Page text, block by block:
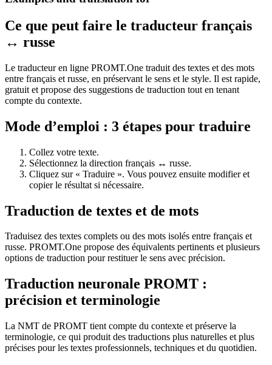
Ce que peut faire le traducteur français
↔ russe
Le traducteur en ligne PROMT.One traduit des textes et des mots
entre français et russe, en préservant le sens et le style. Il est rapide,
gratuit et propose des suggestions de traduction tout en tenant
compte du contexte.
Mode d’emploi : 3 étapes pour traduire
Collez votre texte.
Sélectionnez la direction français ↔ russe.
Cliquez sur « Traduire ». Vous pouvez ensuite modifier et
copier le résultat si nécessaire.
Traduction de textes et de mots
Traduisez des textes complets ou des mots isolés entre français et
russe. PROMT.One propose des équivalents pertinents et plusieurs
options de traduction pour restituer le sens avec précision.
Traduction neuronale PROMT :
précision et terminologie
La NMT de PROMT tient compte du contexte et préserve la
terminologie, ce qui produit des traductions plus naturelles et plus
précises pour les textes professionnels, techniques et du quotidien.